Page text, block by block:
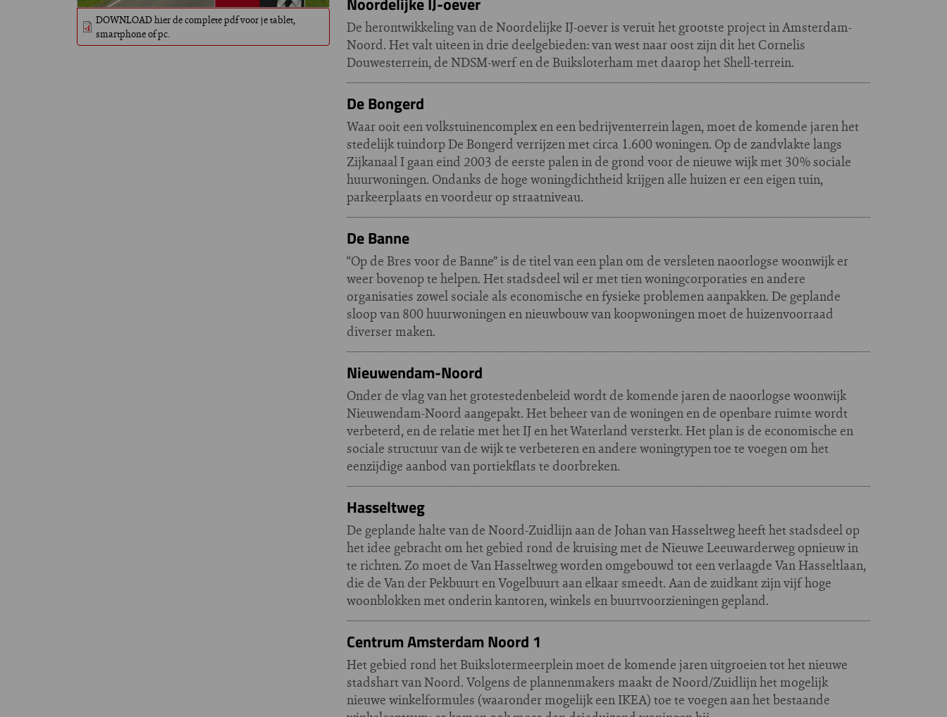
De herontwikkeling van de Noordelijke IJ-oever is veruit het grootste project in Amsterdam-
Noord. Het valt uiteen in drie deelgebieden: van west naar oost zijn dit het Cornelis
Douwesterrein, de NDSM-werf en de Buiksloterham met daarop het Shell-terrein.
De Bongerd
Waar ooit een volkstuinencomplex en een bedrijventerrein lagen, moet de komende jaren het
stedelijk tuindorp De Bongerd verrijzen met circa 1.600 woningen. Op de zandvlakte langs
Zijkanaal I gaan eind 2003 de eerste palen in de grond voor de nieuwe wijk met 30% sociale
huurwoningen. Ondanks de hoge woningdichtheid krijgen alle huizen er een eigen tuin,
parkeerplaats en voordeur op straatniveau.
De Banne
“Op de Bres voor de Banne” is de titel van een plan om de versleten naoorlogse woonwijk er
weer bovenop te helpen. Het stadsdeel wil er met tien woningcorporaties en andere
organisaties zowel sociale als economische en fysieke problemen aanpakken. De geplande
sloop van 800 huurwoningen en nieuwbouw van koopwoningen moet de huizenvoorraad
diverser maken.
Nieuwendam-Noord
Onder de vlag van het grotestedenbeleid wordt de komende jaren de naoorlogse woonwijk
Nieuwendam-Noord aangepakt. Het beheer van de woningen en de openbare ruimte wordt
verbeterd, en de relatie met het IJ en het Waterland versterkt. Het plan is de economische en
sociale structuur van de wijk te verbeteren en andere woningtypen toe te voegen om het
eenzijdige aanbod van portiekflats te doorbreken.
Hasseltweg
De geplande halte van de Noord-Zuidlijn aan de Johan van Hasseltweg heeft het stadsdeel op
het idee gebracht om het gebied rond de kruising met de Nieuwe Leeuwarderweg opnieuw in
te richten. Zo moet de Van Hasseltweg worden omgebouwd tot een verlaagde Van Hasseltlaan,
die de Van der Pekbuurt en Vogelbuurt aan elkaar smeedt. Aan de zuidkant zijn vijf hoge
woonblokken met onderin kantoren, winkels en buurtvoorzieningen gepland.
Centrum Amsterdam Noord 1
Het gebied rond het Buikslotermeerplein moet de komende jaren uitgroeien tot het nieuwe
stadshart van Noord. Volgens de plannenmakers maakt de Noord/Zuidlijn het mogelijk
nieuwe winkelformules (waaronder mogelijk een IKEA) toe te voegen aan het bestaande
DOWNLOAD hier de complete pdf voor je tablet,
smartphone of pc.